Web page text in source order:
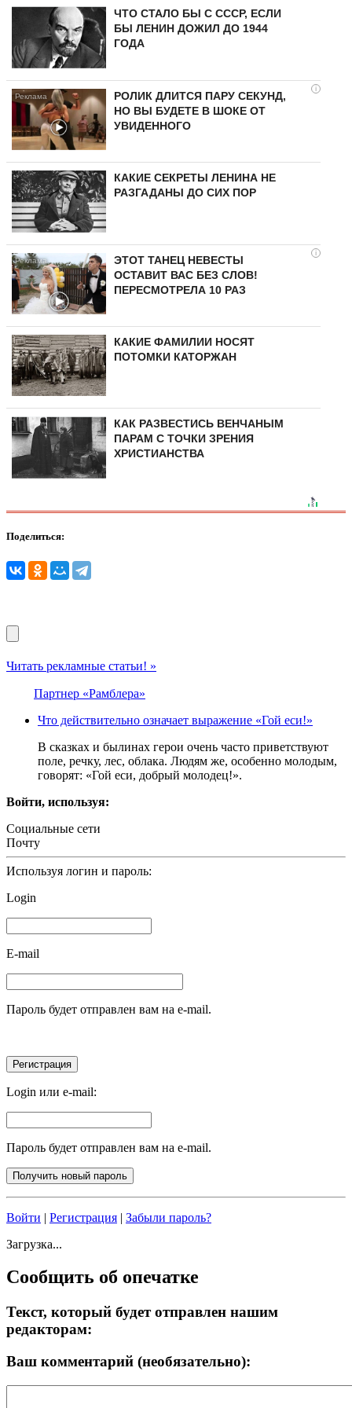
ЧТО СТАЛО БЫ С СССР, ЕСЛИ
БЫ ЛЕНИН ДОЖИЛ ДО 1944
ГОДА
i
РОЛИК ДЛИТСЯ ПАРУ СЕКУНД,
НО ВЫ БУДЕТЕ В ШОКЕ ОТ
УВИДЕННОГО
КАКИЕ СЕКРЕТЫ ЛЕНИНА НЕ
РАЗГАДАНЫ ДО СИХ ПОР
i
ЭТОТ ТАНЕЦ НЕВЕСТЫ
ОСТАВИТ ВАС БЕЗ СЛОВ!
ПЕРЕСМОТРЕЛА 10 РАЗ
КАКИЕ ФАМИЛИИ НОСЯТ
ПОТОМКИ КАТОРЖАН
КАК РАЗВЕСТИСЬ ВЕНЧАНЫМ
ПАРАМ С ТОЧКИ ЗРЕНИЯ
ХРИСТИАНСТВА
Поделиться:
Читать рекламные статьи! »
Партнер «Рамблера»
Что действительно означает выражение «Гой еси!»
В сказках и былинах герои очень часто приветствуют
поле, речку, лес, облака. Людям же, особенно молодым,
говорят: «Гой еси, добрый молодец!».
Войти, используя:
Социальные сети
Почту
Используя логин и пароль:
Login
E-mail
Пароль будет отправлен вам на e-mail.
Login или e-mail:
Пароль будет отправлен вам на e-mail.
Войти | Регистрация | Забыли пароль?
Загрузка...
Сообщить об опечатке
Текст, который будет отправлен нашим
редакторам:
Ваш комментарий (необязательно):